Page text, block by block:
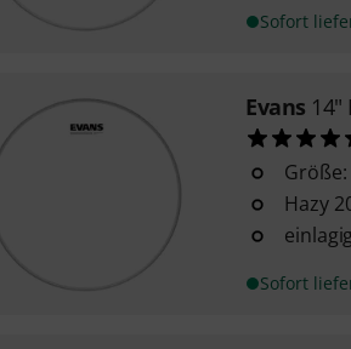
Sofort
Evans 14"
Größe:
Hazy
einlagig
Sofort